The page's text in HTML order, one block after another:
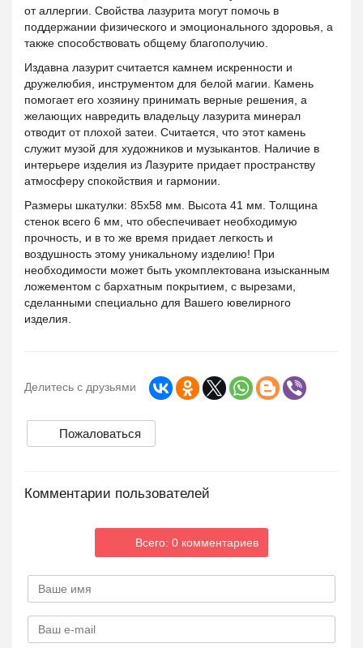
от аллергии. Свойства лазурита могут помочь в
поддержании физического и эмоционального здоровья, а
также способствовать общему благополучию.
Издавна лазурит считается камнем искренности и
дружелюбия, инструментом для белой магии. Камень
помогает его хозяину принимать верные решения, а
желающих навредить владельцу лазурита минерал
отводит от плохой затеи. Считается, что этот камень
служит музой для художников и музыкантов. Наличие в
интерьере изделия из Лазурите придает пространству
атмосферу спокойствия и гармонии.
Размеры шкатулки: 85х58 мм. Высота 41 мм. Толщина
стенок всего 6 мм, что обеспечивает необходимую
прочность, и в то же время придает легкость и
воздушность этому уникальному изделию! При
необходимости может быть укомплектована изысканным
ложементом с бархатным покрытием, с вырезами,
сделанными специально для Вашего ювелирного
изделия.
Делитесь с друзьями
Пожаловаться
Комментарии пользователей
Всего: 0 комментариев